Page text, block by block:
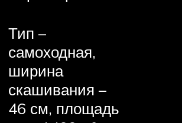
Тип –
самоходная,
ширина
скашивания –
46 см, площадь